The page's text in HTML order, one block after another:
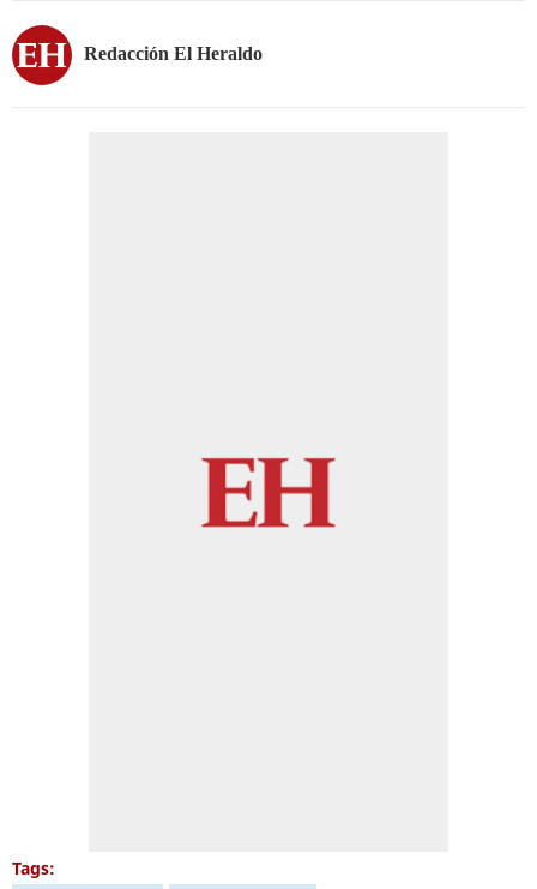
Redacción El Heraldo
Tags: